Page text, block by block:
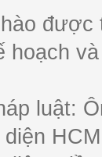
được
hoạch
luật: